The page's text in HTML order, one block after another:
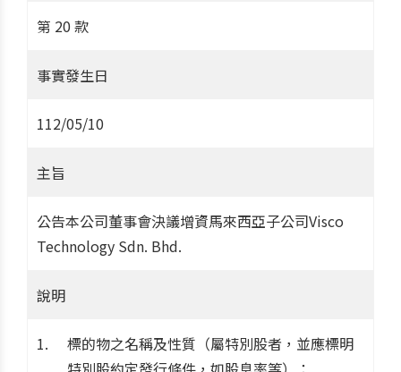
第 20 款
事實發生日
112/05/10
主旨
公告本公司董事會決議增資馬來西亞子公司Visco
Technology Sdn. Bhd.
說明
標的物之名稱及性質（屬特別股者，並應標明